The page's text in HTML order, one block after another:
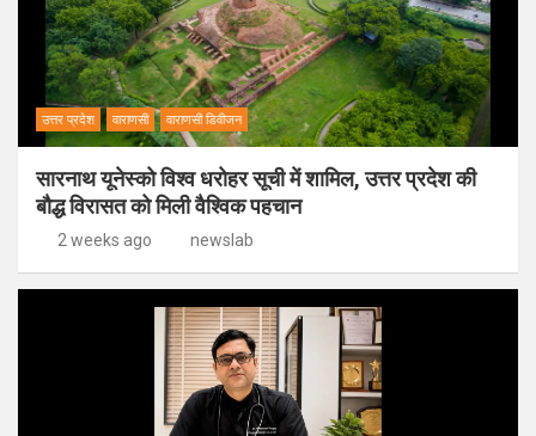
उत्तर प्रदेश वाराणसी वाराणसी डिवीजन
सारनाथ यूनेस्को विश्व धरोहर सूची में शामिल, उत्तर प्रदेश की
बौद्ध विरासत को मिली वैश्विक पहचान
2 weeks ago newslab